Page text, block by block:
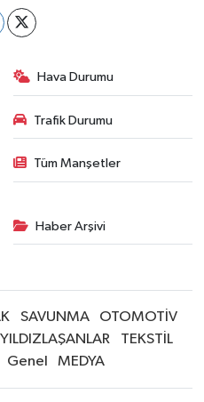
Hava Durumu
Trafik Durumu
Tüm Manşetler
Haber Arşivi
SAVUNMA
OTOMOTİV
YILDIZLAŞANLAR
TEKSTİL
Genel MEDYA